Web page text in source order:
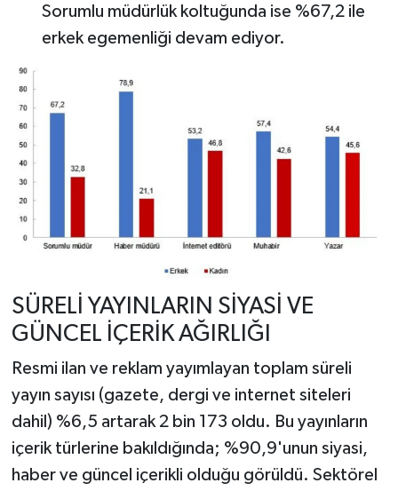
Sorumlu müdürlük koltuğunda ise %67,2 ile
erkek egemenliği devam ediyor.
SÜRELİ YAYINLARIN SİYASİ VE
GÜNCEL İÇERİK AĞIRLIĞI
Resmi ilan ve reklam yayımlayan toplam süreli
yayın sayısı (gazete, dergi ve internet siteleri
dahil) %6,5 artarak 2 bin 173 oldu. Bu yayınların
içerik türlerine bakıldığında; %90,9'unun siyasi,
haber ve güncel içerikli olduğu görüldü. Sektörel